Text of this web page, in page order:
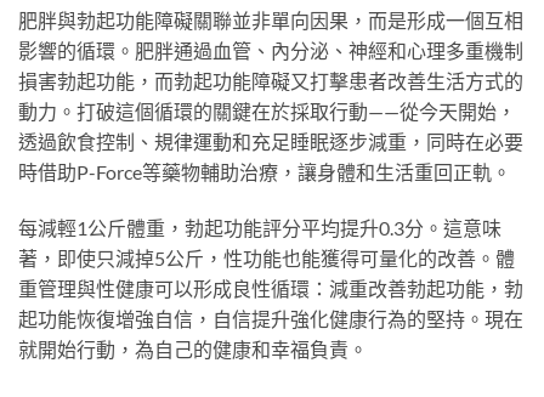
肥胖與勃起功能障礙關聯並非單向因果，而是形成一個互相
影響的循環。肥胖通過血管、內分泌、神經和心理多重機制
損害勃起功能，而勃起功能障礙又打擊患者改善生活方式的
動力。打破這個循環的關鍵在於採取行動——從今天開始，
透過飲食控制、規律運動和充足睡眠逐步減重，同時在必要
時借助P-Force等藥物輔助治療，讓身體和生活重回正軌。
每減輕1公斤體重，勃起功能評分平均提升0.3分。這意味
著，即使只減掉5公斤，性功能也能獲得可量化的改善。體
重管理與性健康可以形成良性循環：減重改善勃起功能，勃
起功能恢復增強自信，自信提升強化健康行為的堅持。現在
就開始行動，為自己的健康和幸福負責。